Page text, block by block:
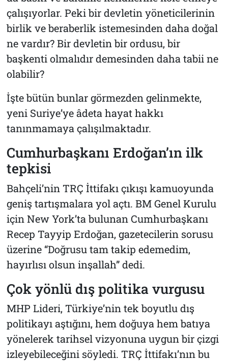
çalışıyorlar. Peki bir devletin yöneticilerinin
birlik ve beraberlik istemesinden daha doğal
ne vardır? Bir devletin bir ordusu, bir
başkenti olmalıdır demesinden daha tabii ne
olabilir?
İşte bütün bunlar görmezden gelinmekte,
yeni Suriye’ye âdeta hayat hakkı
tanınmamaya çalışılmaktadır.
Cumhurbaşkanı Erdoğan’ın ilk
tepkisi
Bahçeli’nin TRÇ İttifakı çıkışı kamuoyunda
geniş tartışmalara yol açtı. BM Genel Kurulu
için New York’ta bulunan Cumhurbaşkanı
Recep Tayyip Erdoğan, gazetecilerin sorusu
üzerine “Doğrusu tam takip edemedim,
hayırlısı olsun inşallah” dedi.
Çok yönlü dış politika vurgusu
MHP Lideri, Türkiye’nin tek boyutlu dış
politikayı aştığını, hem doğuya hem batıya
yönelerek tarihsel vizyonuna uygun bir çizgi
izleyebileceğini söyledi. TRÇ İttifakı’nın bu